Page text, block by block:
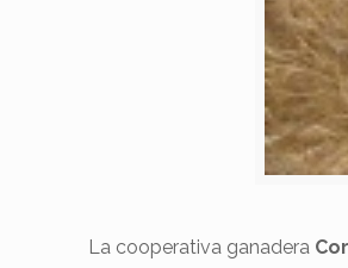
La cooperativa ganadera